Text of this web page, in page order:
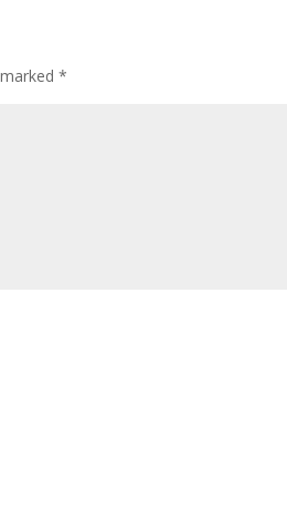
marked*